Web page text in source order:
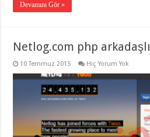
taşımacılık,
taşımacılık
evden
nakliyat,
evden
Devamını Gör »
Netlog.com php
10 Temmuz 2015 Hiç Yorum Yok